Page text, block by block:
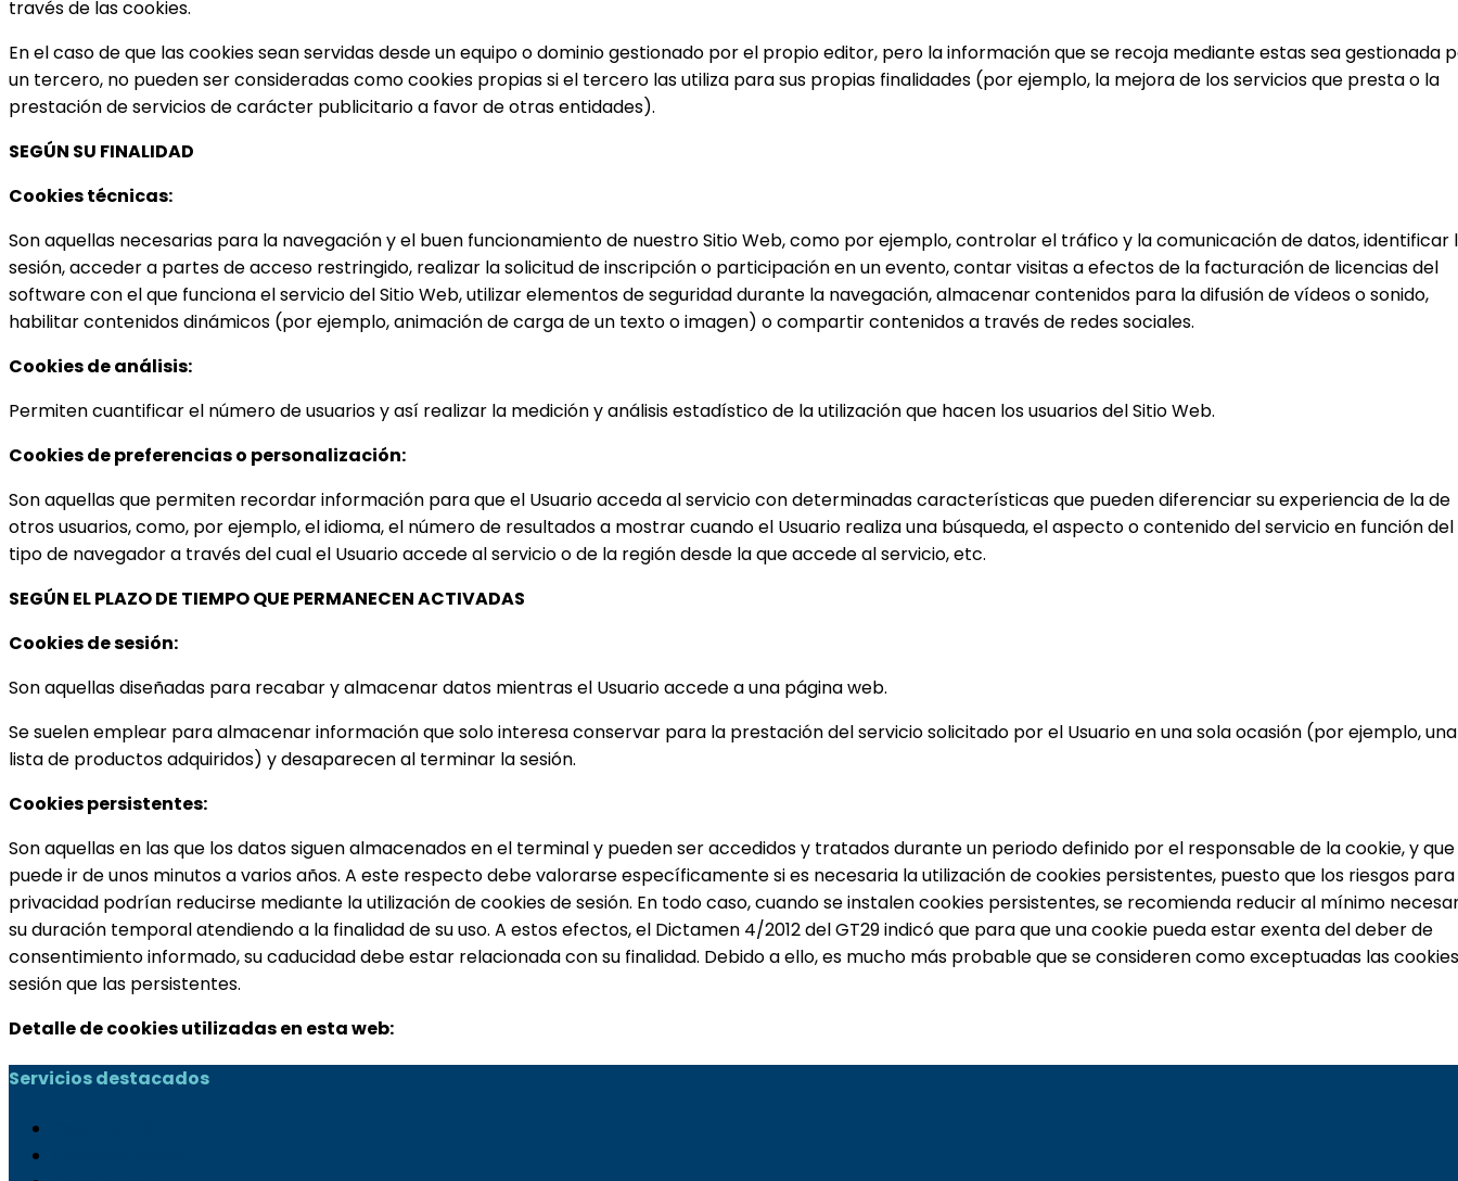
través de las cookies.
En el caso de que las cookies sean servidas desde un equipo o dominio gestionado por el propio editor, pero la información que se recoja mediante estas sea gestionada
un tercero, no pueden ser consideradas como cookies propias si el tercero las utiliza para sus propias finalidades (por ejemplo, la mejora de los servicios que presta o la
prestación de servicios de carácter publicitario a favor de otras entidades).
SEGÚN SU FINALIDAD
Cookies técnicas:
Son aquellas necesarias para la navegación y el buen funcionamiento de nuestro Sitio Web, como por ejemplo, controlar el tráfico y la comunicación de datos, identificar
sesión, acceder a partes de acceso restringido, realizar la solicitud de inscripción o participación en un evento, contar visitas a efectos de la facturación de licencias del
software con el que funciona el servicio del Sitio Web, utilizar elementos de seguridad durante la navegación, almacenar contenidos para la difusión de vídeos o sonido,
habilitar contenidos dinámicos (por ejemplo, animación de carga de un texto o imagen) o compartir contenidos a través de redes sociales.
Cookies de análisis:
Permiten cuantificar el número de usuarios y así realizar la medición y análisis estadístico de la utilización que hacen los usuarios del Sitio Web.
Cookies de preferencias o personalización:
Son aquellas que permiten recordar información para que el Usuario acceda al servicio con determinadas características que pueden diferenciar su experiencia de la de
otros usuarios, como, por ejemplo, el idioma, el número de resultados a mostrar cuando el Usuario realiza una búsqueda, el aspecto o contenido del servicio en función del
tipo de navegador a través del cual el Usuario accede al servicio o de la región desde la que accede al servicio, etc.
SEGÚN EL PLAZO DE TIEMPO QUE PERMANECEN ACTIVADAS
Cookies de sesión:
Son aquellas diseñadas para recabar y almacenar datos mientras el Usuario accede a una página web.
Se suelen emplear para almacenar información que solo interesa conservar para la prestación del servicio solicitado por el Usuario en una sola ocasión (por ejemplo, una
lista de productos adquiridos) y desaparecen al terminar la sesión.
Cookies persistentes:
Son aquellas en las que los datos siguen almacenados en el terminal y pueden ser accedidos y tratados durante un periodo definido por el responsable de la cookie, y que
puede ir de unos minutos a varios años. A este respecto debe valorarse específicamente si es necesaria la utilización de cookies persistentes, puesto que los riesgos
privacidad podrían reducirse mediante la utilización de cookies de sesión. En todo caso, cuando se instalen cookies persistentes, se recomienda reducir al mínimo
su duración temporal atendiendo a la finalidad de su uso. A estos efectos, el Dictamen 4/2012 del GT29 indicó que para que una cookie pueda estar exenta del deber de
consentimiento informado, su caducidad debe estar relacionada con su finalidad. Debido a ello, es mucho más probable que se consideren como exceptuadas las
sesión que las persistentes.
Detalle de cookies utilizadas en esta web:
Servicios destacados